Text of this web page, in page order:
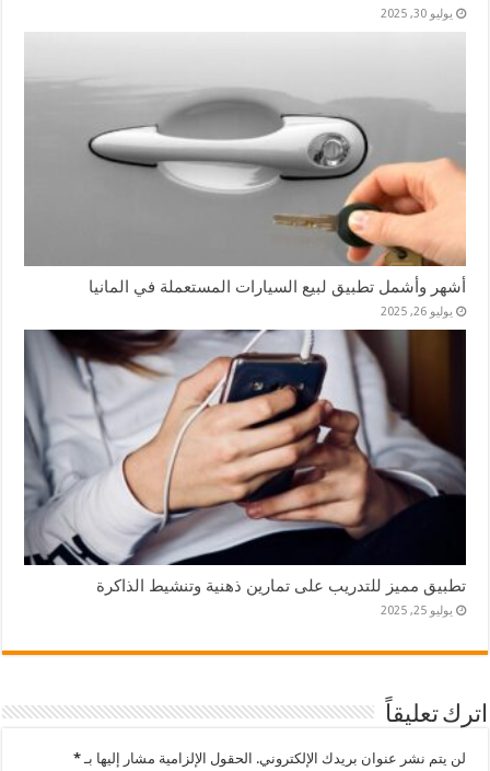
يوليو 30, 2025
أشهر وأشمل تطبيق لبيع السيارات المستعملة في المانيا
يوليو 26, 2025
تطبيق مميز للتدريب على تمارين ذهنية وتنشيط الذاكرة
يوليو 25, 2025
اترك تعليقاً
لن يتم نشر عنوان بريدك الإلكتروني. الحقول الإلزامية مشار إليها بـ*